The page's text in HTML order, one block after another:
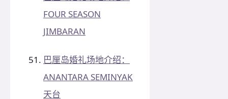
FOUR SEASON
JIMBARAN
巴厘岛婚礼场地介绍：
ANANTARA SEMINYAK
天台